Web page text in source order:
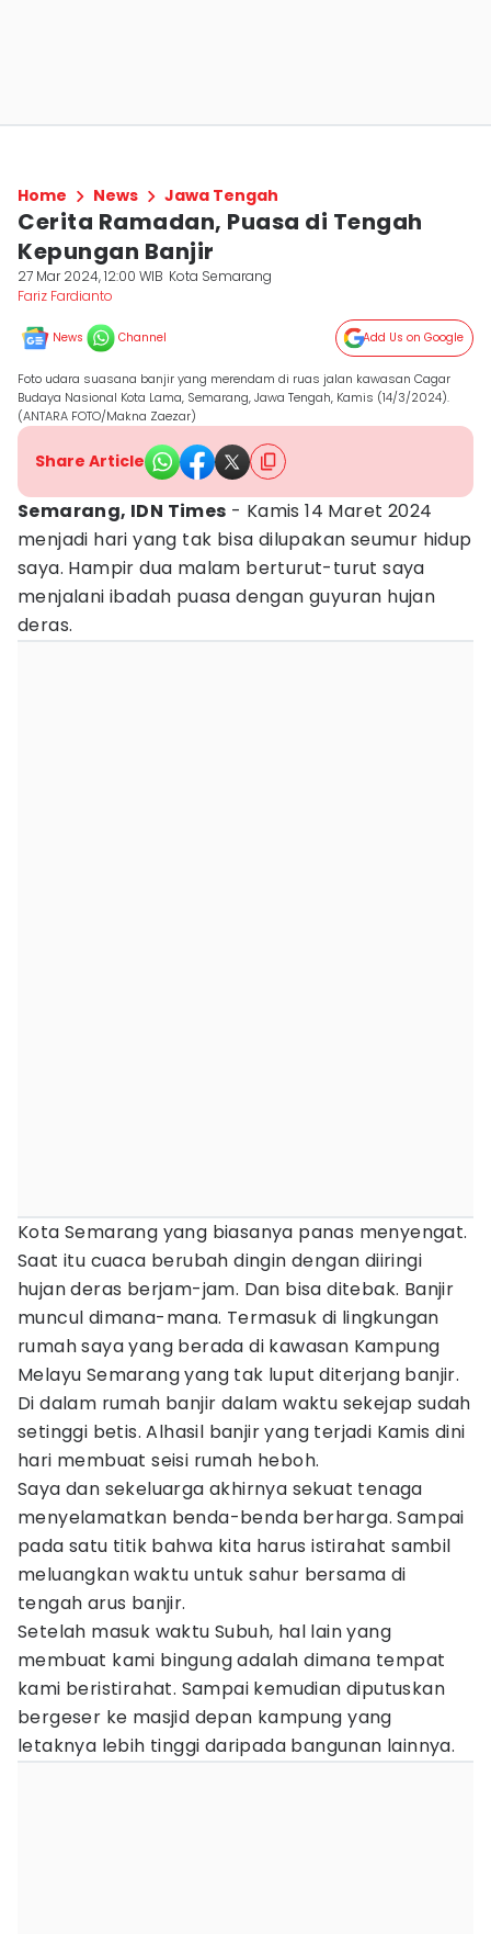
Home News Jawa Tengah
Cerita Ramadan, Puasa di Tengah
Kepungan Banjir
27 Mar 2024, 12:00 WIB Kota Semarang
Fariz Fardianto
News Channel Add Us on Google
Foto udara suasana banjir yang merendam di ruas jalan kawasan Cagar
Budaya Nasional Kota Lama, Semarang, Jawa Tengah, Kamis (14/3/2024).
(ANTARA FOTO/Makna Zaezar)
Share Article
Semarang, IDN Times - Kamis 14 Maret 2024
menjadi hari yang tak bisa dilupakan seumur hidup
saya. Hampir dua malam berturut-turut saya
menjalani ibadah puasa dengan guyuran hujan
deras.
Kota Semarang yang biasanya panas menyengat.
Saat itu cuaca berubah dingin dengan diiringi
hujan deras berjam-jam. Dan bisa ditebak. Banjir
muncul dimana-mana. Termasuk di lingkungan
rumah saya yang berada di kawasan Kampung
Melayu Semarang yang tak luput diterjang banjir.
Di dalam rumah banjir dalam waktu sekejap sudah
setinggi betis. Alhasil banjir yang terjadi Kamis dini
hari membuat seisi rumah heboh.
Saya dan sekeluarga akhirnya sekuat tenaga
menyelamatkan benda-benda berharga. Sampai
pada satu titik bahwa kita harus istirahat sambil
meluangkan waktu untuk sahur bersama di
tengah arus banjir.
Setelah masuk waktu Subuh, hal lain yang
membuat kami bingung adalah dimana tempat
kami beristirahat. Sampai kemudian diputuskan
bergeser ke masjid depan kampung yang
letaknya lebih tinggi daripada bangunan lainnya.